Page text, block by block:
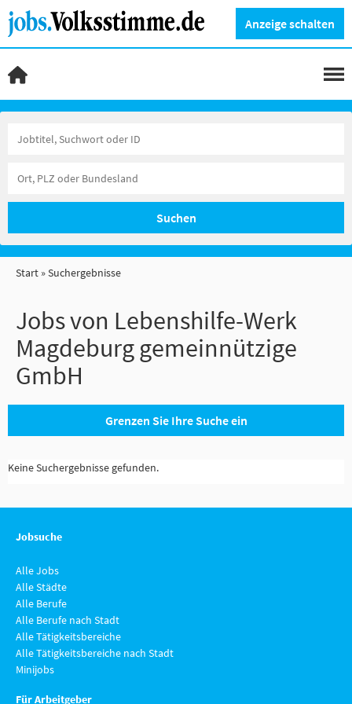
Anzeige schalten
Suchen
Start Suchergebnisse
Jobs von Lebenshilfe-Werk
Magdeburg gemeinnützige
GmbH
Grenzen Sie Ihre Suche ein
Keine Suchergebnisse gefunden.
Jobsuche
Alle Jobs
Alle Städte
Alle Berufe
Alle Berufe nach Stadt
Alle Tätigkeitsbereiche
Alle Tätigkeitsbereiche nach Stadt
Minijobs
Für Arbeitgeber